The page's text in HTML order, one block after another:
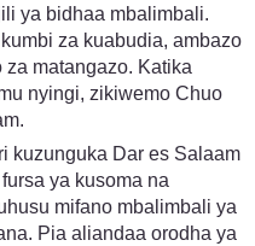
ya bidhaa mbalimbali.
za kuabudia, ambazo
matangazo. Katika
nyingi, zikiwemo Chuo
kuzunguka Dar es Salaam
ya kusoma na
mifano mbalimbali ya
Pia aliandaa orodha ya